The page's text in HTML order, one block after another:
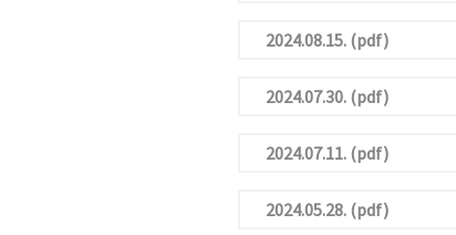
2024.08.15. (pdf)
2024.07.30. (pdf)
2024.07.11. (pdf)
2024.05.28. (pdf)